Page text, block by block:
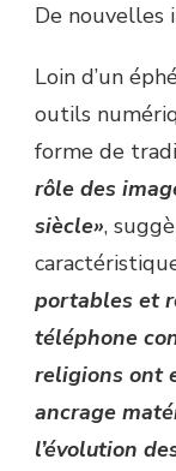
De nouvelles
Loin d’un
outils
forme de
rôle des
siècle»,
portables et
téléphone
religions ont
ancrage
l’évolution